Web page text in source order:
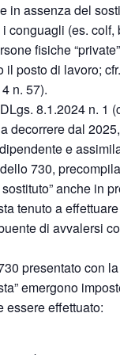
in assenza del
conguagli (es. colf,
fisiche
il posto di lavoro;
n. 57).
8.1.2024 n. 1
decorrere dal
e
730,
anche in
tenuto a
di avvalersi
presentato con
emergono
essere effettuato: